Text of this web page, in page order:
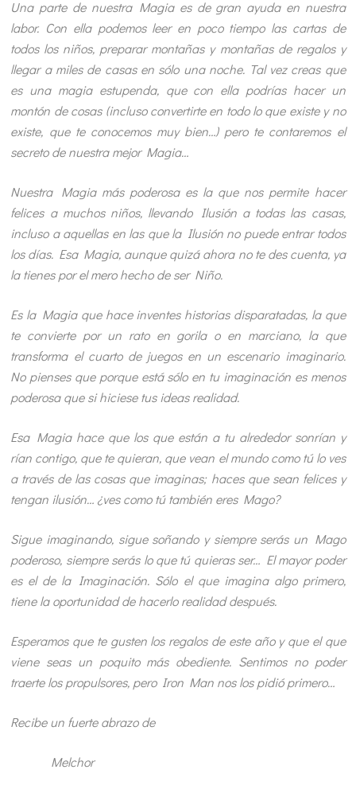
Una parte de nuestra Magia es de gran ayuda en nuestra
labor. Con ella podemos leer en poco tiempo las cartas de
todos los niños, preparar montañas y montañas de regalos y
llegar a miles de casas en sólo una noche. Tal vez creas que
es una magia estupenda, que con ella podrías hacer un
montón de cosas (incluso convertirte en todo lo que existe y no
existe, que te conocemos muy bien…) pero te contaremos el
secreto de nuestra mejor Magia…
Nuestra Magia más poderosa es la que nos permite hacer
felices a muchos niños, llevando Ilusión a todas las casas,
incluso a aquellas en las que la Ilusión no puede entrar todos
los días. Esa Magia, aunque quizá ahora no te des cuenta, ya
la tienes por el mero hecho de ser Niño.
Es la Magia que hace inventes historias disparatadas, la que
te convierte por un rato en gorila o en marciano, la que
transforma el cuarto de juegos en un escenario imaginario.
No pienses que porque está sólo en tu imaginación es menos
poderosa que si hiciese tus ideas realidad.
Esa Magia hace que los que están a tu alrededor sonrían y
rían contigo, que te quieran, que vean el mundo como tú lo ves
a través de las cosas que imaginas; haces que sean felices y
tengan ilusión… ¿ves como tú también eres Mago?
Sigue imaginando, sigue soñando y siempre serás un Mago
poderoso, siempre serás lo que tú quieras ser… El mayor poder
es el de la Imaginación. Sólo el que imagina algo primero,
tiene la oportunidad de hacerlo realidad después.
Esperamos que te gusten los regalos de este año y que el que
viene seas un poquito más obediente. Sentimos no poder
traerte los propulsores, pero Iron Man nos los pidió primero…
Recibe un fuerte abrazo de
Melchor